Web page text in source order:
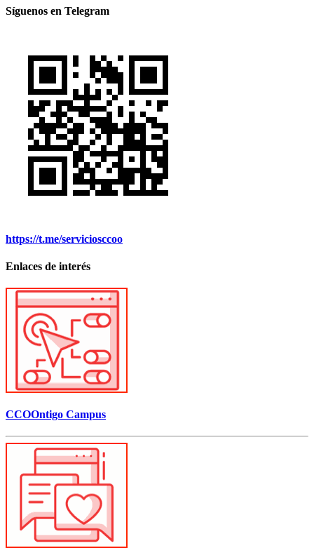
Síguenos en Telegram
https://t.me/serviciosccoo
Enlaces de interés
CCOOntigo Campus